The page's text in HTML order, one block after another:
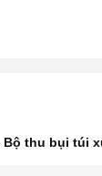
Bộ thu bụi túi